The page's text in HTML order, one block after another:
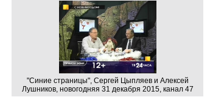
"Синие страницы", Сергей Цыпляев и Алексей
Лушников, новогодняя 31 декабря 2015, канал 47